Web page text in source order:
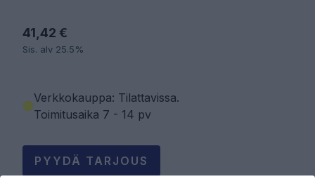
41,42 €
Sis. alv 25.5%
Verkkokauppa: Tilattavissa.
Toimitusaika 7 - 14 pv
PYYDÄ TARJOUS